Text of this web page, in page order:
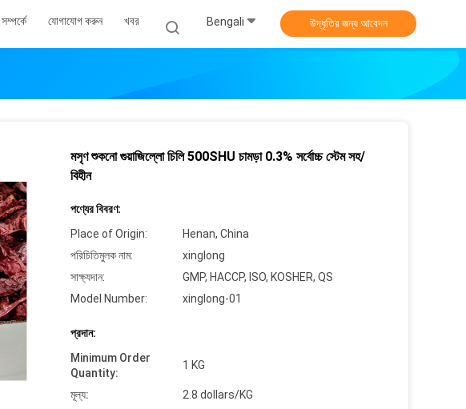
যোগাযোগ করুন খবর Bengali উদ্ধৃতির জন্য আবেদন
মসৃণ শুকনো গুয়াজিল্লো চিলি 500SHU চামড়া 0.3% সর্বোচ্চ স্টেম সহ/
বিহীন
পণ্যের বিবরণ:
Place of Origin:
Henan, China
পরিচিতিমুলক নাম:
xinglong
সাক্ষ্যদান:
GMP, HACCP, ISO, KOSHER, QS
Model Number:
xinglong-01
প্রদান:
Minimum Order
Quantity:
1 KG
মূল্য:
2.8 dollars/KG